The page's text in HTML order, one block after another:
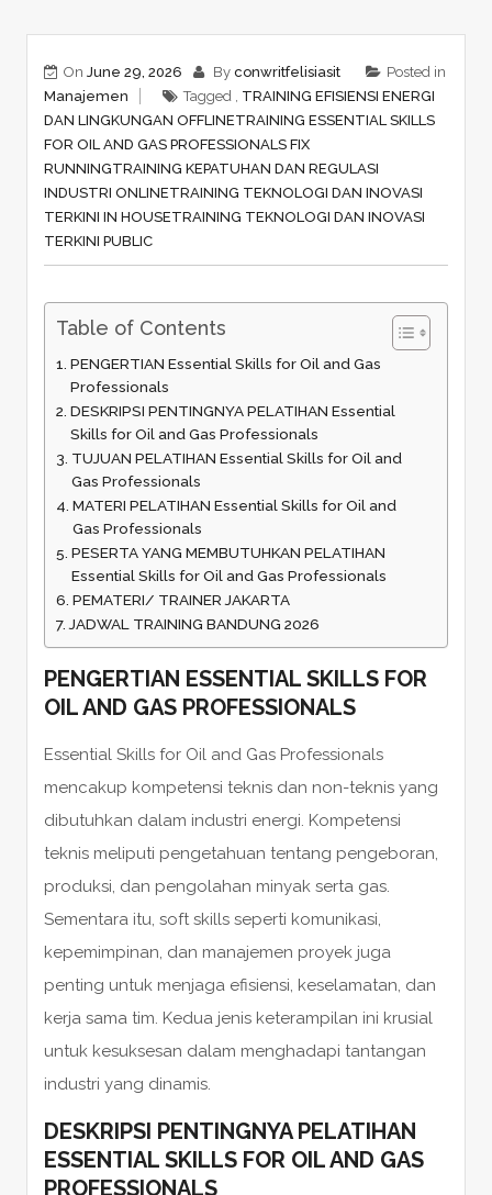
On June 29, 2026 By conwritfelisiasit
Posted in
Manajemen
Tagged , TRAINING EFISIENSI ENERGI
DAN LINGKUNGAN OFFLINETRAINING ESSENTIAL SKILLS
FOR OIL AND GAS PROFESSIONALS FIX
RUNNINGTRAINING KEPATUHAN DAN REGULASI
INDUSTRI ONLINETRAINING TEKNOLOGI DAN INOVASI
TERKINI IN HOUSETRAINING TEKNOLOGI DAN INOVASI
TERKINI PUBLIC
Table of Contents
PENGERTIAN Essential Skills for Oil and Gas
Professionals
DESKRIPSI PENTINGNYA PELATIHAN Essential
Skills for Oil and Gas Professionals
TUJUAN PELATIHAN Essential Skills for Oil and
Gas Professionals
MATERI PELATIHAN Essential Skills for Oil and
Gas Professionals
PESERTA YANG MEMBUTUHKAN PELATIHAN
Essential Skills for Oil and Gas Professionals
PEMATERI/ TRAINER JAKARTA
JADWAL TRAINING BANDUNG 2026
PENGERTIAN ESSENTIAL SKILLS FOR
OIL AND GAS PROFESSIONALS
Essential Skills for Oil and Gas Professionals
mencakup kompetensi teknis dan non-teknis yang
dibutuhkan dalam industri energi. Kompetensi
teknis meliputi pengetahuan tentang pengeboran,
produksi, dan pengolahan minyak serta gas.
Sementara itu, soft skills seperti komunikasi,
kepemimpinan, dan manajemen proyek juga
penting untuk menjaga efisiensi, keselamatan, dan
kerja sama tim. Kedua jenis keterampilan ini krusial
untuk kesuksesan dalam menghadapi tantangan
industri yang dinamis.
DESKRIPSI PENTINGNYA PELATIHAN
ESSENTIAL SKILLS FOR OIL AND GAS
PROFESSIONALS